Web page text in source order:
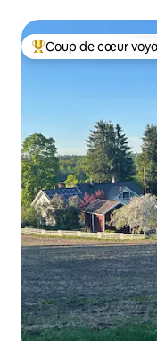
Coups de cœur
Coup de cœur